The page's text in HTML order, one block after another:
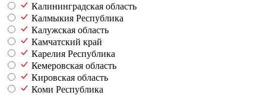
Калининградская область
Калмыкия Республика
Калужская область
Камчатский край
Карелия Республика
Кемеровская область
Кировская область
Коми Республика